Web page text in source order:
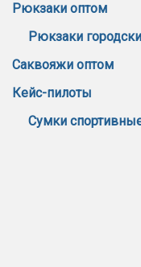
Рюкзаки оптом
Рюкзаки
Саквояжи оптом
Кейс-пилоты
Сумки